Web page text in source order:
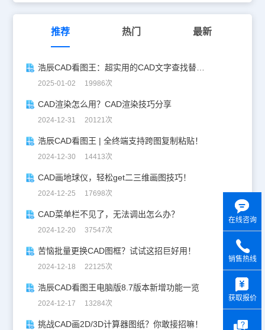
推荐 热门 最新
浩辰CAD看图王：超实用的CAD文字查找替换技巧分享！
2025-01-02 19986次
CAD渲染怎么用？CAD渲染技巧分享
2024-12-31 20121次
浩辰CAD看图王 | 全终端支持跨图复制粘贴！
2024-12-30 14413次
CAD画地球仪，轻松get二三维画图技巧！
2024-12-25 17698次
CAD菜单栏不见了，无法调出怎么办？
2024-12-20 37547次
苦恼批量更换CAD图框？试试这招巨好用！
2024-12-18 22125次
浩辰CAD看图王电脑版8.7版本新增功能一览
2024-12-17 13284次
挑战CAD画2D/3D计算器图纸？你敢接招嘛！
在线咨询
销售热线
获取报价